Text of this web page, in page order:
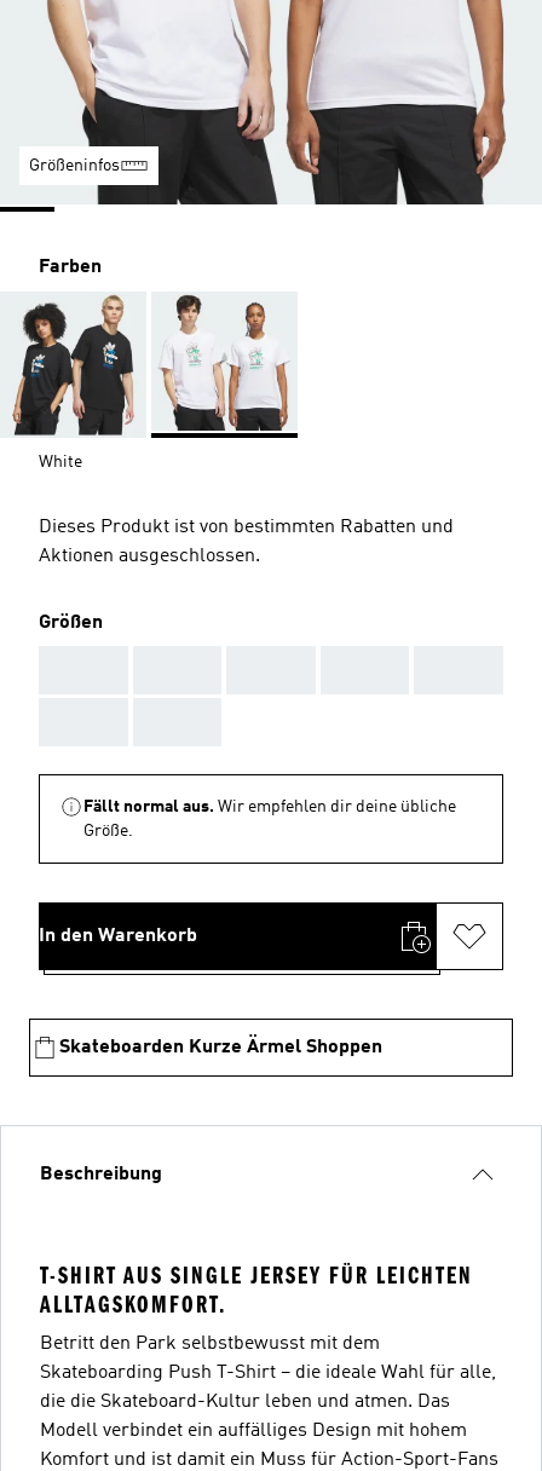
Größeninfos
Farben
White
Dieses Produkt ist von bestimmten Rabatten und
Aktionen ausgeschlossen.
Größen
Fällt normal aus. Wir empfehlen dir deine übliche
Größe.
In den Warenkorb
Skateboarden Kurze Ärmel Shoppen
Beschreibung
T-SHIRT AUS SINGLE JERSEY FÜR LEICHTEN
ALLTAGSKOMFORT.
Betritt den Park selbstbewusst mit dem
Skateboarding Push T-Shirt – die ideale Wahl für alle,
die die Skateboard-Kultur leben und atmen. Das
Modell verbindet ein auffälliges Design mit hohem
Komfort und ist damit ein Muss für Action-Sport-Fans